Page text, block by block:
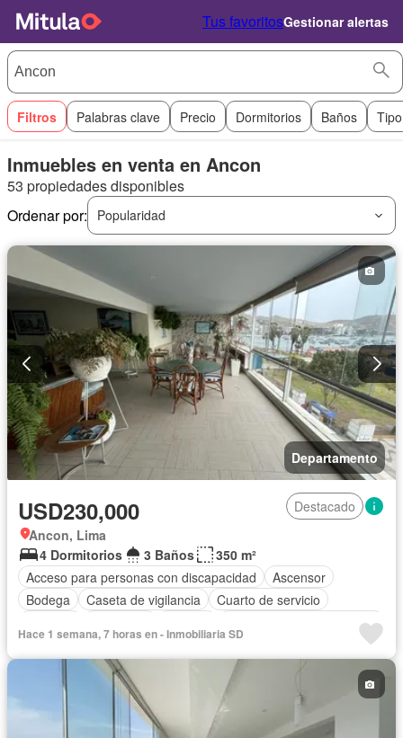
Tus favoritosGestionar alertas
Filtros Palabras clave Precio Dormitorios Baños
Inmuebles en venta en Ancon
53 propiedades disponibles
Ordenar por:
Popularidad
Departamento
USD230,000
Destacado
Ancon, Lima
4 Dormitorios
3 Baños
350 m²
Acceso para personas con discapacidad
Ascensor
Bodega
Caseta de vigilancia
Cuarto de servicio
Completamente amoblado
Hace 1 semana, 7 horas en - Inmobiliaria SD